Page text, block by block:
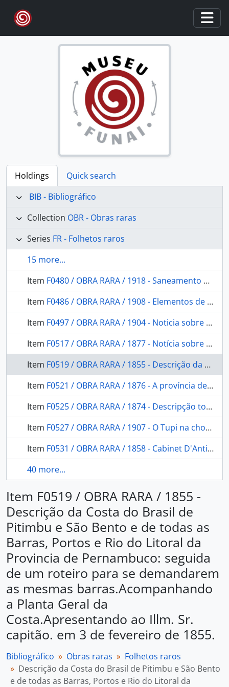
Skip to main content
Holdings
Quick search
BIB - Bibliográfico
Collection OBR - Obras raras
Series FR - Folhetos raros
15 more...
Item F0480 / OBRA RARA / 1918 - Saneamento do Rio Branco: relatório apresentado ao Exmo. Sr. Dr. Governador do Amazonas em 26 de Out. de 1917.
Item F0486 / OBRA RARA / 1908 - Elementos de gramática e dicionário de língua dos boróros- coroados de Mato Grosso
Item F0497 / OBRA RARA / 1904 - Noticia sobre alguns jardins botanicos da Europa
Item F0517 / OBRA RARA / 1877 - Notícia sobre a Provincia do Paraná
Item F0519 / OBRA RARA / 1855 - Descrição da Costa do Brasil de Pitimbu e São Bento e de todas as Barras, Portos e Rio do Litoral da Provincia de Pernambuco: seguida de um roteiro para se demandarem as mesmas barras.Acompanhando a Planta Geral da Costa.Apresentando ao Illm. Sr. capitão. em 3 de fevereiro de 1855.
Item F0521 / OBRA RARA / 1876 - A província de Goyaz. Exposição Nacional de 1875
Item F0525 / OBRA RARA / 1874 - Descripção topographica do mappa da provincia de Santa Catarina organisada na Commissão do Registro geral e Estatistica das terras publicas sob a presidencia do Conselheiro Bernardo Augusto Nascentes de Azambuja
Item F0527 / OBRA RARA / 1907 - O Tupi na chorographia Pernambucana
Item F0531 / OBRA RARA / 1858 - Cabinet D'Antiquités Américains a Copenhague.rapport Ethonographique
40 more...
Item F0519 / OBRA RARA / 1855 -
Descrição da Costa do Brasil de
Pitimbu e São Bento e de todas as
Barras, Portos e Rio do Litoral da
Provincia de Pernambuco: seguida
de um roteiro para se demandarem
as mesmas barras.Acompanhando
a Planta Geral da
Costa.Apresentando ao Illm. Sr.
capitão. em 3 de fevereiro de 1855.
Bibliográfico Obras raras
Folhetos raros
Descrição da Costa do Brasil de Pitimbu e São Bento
e de todas as Barras, Portos e Rio do Litoral da